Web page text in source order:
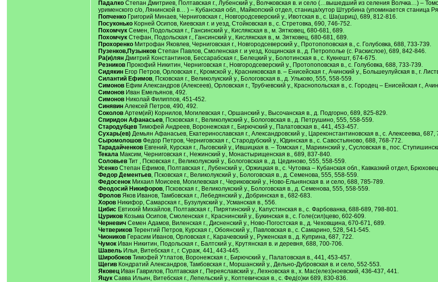
ПадалкоСтепан Дмитриев, Полтавская г., Лубенский у., Волчковская в. и село (…вышедший из селения Волчка…) –
урименского с/о, Лянинской в… ) – Кубанская обл., Майкопский отдел, станица/хутор Штурбина (упоминается станица
ПопченкоГригорий Минаев, Черниговская г., Новгородсеверский у., Ивотская в., с. Ша(шриц), 689, 812-816.
ПосуконькоКорней Осипов, Киевская г. и уезд, Стойковская в., с. Стретовка, 690, 746-752.
ПохомчукСемен, Подольская г., Гансинский у., Кислякская в., м. Зятковец, 680-681, 689.
ПохомчукСтефан, Подольская г., Гансинский у., Кислякская в., м. Зятковец, 680-681, 689.
ПрохоренкоМитрофан Яковлев, Черниговская г., Новгородсеверский у., Протопоповская в., с. Голубовка, 688, 733-739.
Пузенков,Пузынков Степан Павлов, Смоленская г. и уезд, Кощинская в., д. Петрополье (с. Раскислое), 689, 842-846.
Ра(и)лянДмитрий Константинов, Бессарабская г., Белецкий у., Болотинская в., с. Кукнешт, 674-675.
РезниковПрокофий Никитин, Черниговская г., Новгородсеверский у., Протопоповская в., с. Голубовка, 688, 733-739.
СидякинЕгор Петров, Орловская г., Кромской у., Красниковская в. – Енисейская г., Ачинский у., Большеулуйская в., г.
Силантий Ефимов, Псковская г., Великолукский у., Бологовская в., д. Ульково, 555, 558-559.
Симонов Ефим Александров (Алексеев), Орловская г., Трубчевский у., Краснопольская в., с. Городец – Енисейская г.,
СимоновИван Емельянов, 492.
СимоновНиколай Филиппов, 451-452.
СинявинАлексей Петров, 490, 492.
СоколовАртем(ий) Корнилов, Могилевская г., Оршанский у., Высочанская в., д. Подгорно, 689, 825-829.
Спиридон Афанасьев, Псковская г., Великолукский у., Бологовская в., д. Петрушино, 555, 558-559.
СтародубцевТимофей Андреев, Воронежская г., Бирючский у., Палатовская в., 441, 453-457.
Сухарь(ев)Демьян Афанасьев, Екатеринославская г., Александровский у., Цареконстантиновская в., с. Алексеевка, 687,
СыромолошовФедор Петров, Черниговская г., Стародубский у., Юдинская в., с. Савостьяново, 688, 768-772.
ТарадайченковЕвгений, Курская г., Льговский у., Ившицкая в. – Томская г., Мариинский у., Сусловская в., пос.
ТекалаМаксим, Черниговская г., Нежинский у., Монастырищенская в., 689, 837-840.
СоловьевТит , Псковская г., Великолукский у., Бологовская в., д. Цединово, 555, 558-559.
УсенкоСтепан Ефимов, Полтавская г., Лубенский у., Оржицкая в., с. Чутовка – Кубанская обл., Кавказкий отдел,
Федор Дементьев, Псковская г., Великолукский у., Бологовская в., д. Семенова, 555, 558-559.
ФедосенокМихаил Моисеев, Могилевская г., Чериковский у., Ново-Ельнянская в. и село, 688, 785-789.
Феодосий Никифоров, Псковская г., Великолукский у., Бологовская в., д. Семенова, 555, 558-559.
ФроловЯков Иванов, Тамбовская г., Лебедянский у., Добринская в., 682-683.
ХоровНикифор, Самарская г., Бузулукский у., Усманская в., 556.
ЦибисЕвтихий Михайлов, Полтавская г., Пирятинский у., Капустинская в., с. Фарбованка, 688-689, 798-801.
ЦуриковКозьма Осипов, Смоленская г., Краснинский у., Букинская в., с. Голе(сил)цево, 602-609.
ЧерневичСемен Адамов, Виленская г., Дисненский у., Ново-Погостская в., д. Чеховщина, 670-671, 689.
ЧетвериковТерентий Петров, Курская г., Обоянский у., Павловская в., с. Самарино, 528, 541-545.
ЧиониковГерасим Иванов, Орловская г., Карачевский у., Руженская в., д. Куприна, 687, 722.
ЧумокИван Никитин, Подольская г., Балтский у., Крутянская в. и деревня, 688, 700-706.
ШавельИлья, Витебская г., г. Сураж, 441, 443-445.
ШиробоковТимофей Утлатов, Воронежская г., Бирючский у., Палатовская в., 441, 453-457.
Щегив Кондратий Александров, Тамбовская г., Моршанский у., Дельно-Дубровская в. и село, 552-553.
ЯковецИван Гаврилов, Полтавская г., Переяславский у., Лехновская в., х. Мас(елез)ноевский, 436-437, 441.
ЯцукСавва Ильин, Витебская г., Лепельский у., Коптевичская в., с. Фед(о)ки 689, 830-836.